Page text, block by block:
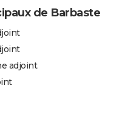
de Barbaste
adjoint